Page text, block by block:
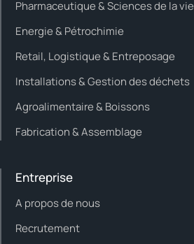
Pharmaceutique & Sciences de la vie
Energie & Pétrochimie
Retail, Logistique & Entreposage
Installations & Gestion des déchets
Agroalimentaire & Boissons
Fabrication & Assemblage
Entreprise
A propos de nous
Recrutement